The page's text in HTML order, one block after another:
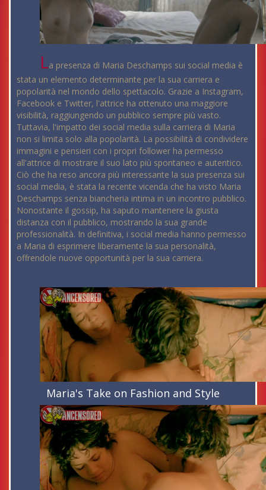
La presenza di Maria Deschamps sui social media è
stata un elemento determinante per la sua carriera e
popolarità nel mondo dello spettacolo. Grazie a Instagram,
Facebook e Twitter, l'attrice ha ottenuto una maggiore
visibilità, raggiungendo un pubblico sempre più vasto.
Tuttavia, l'impatto dei social media sulla carriera di Maria
non si limita solo alla popolarità. La possibilità di condividere
immagini e pensieri con i propri follower ha permesso
all'attrice di mostrare il suo lato più spontaneo e autentico.
Ciò che ha reso ancora più interessante la sua presenza sui
social media, è stata la recente vicenda che ha visto Maria
Deschamps senza biancheria intima in un incontro pubblico.
Nonostante il gossip, ha saputo mantenere la giusta
distanza con il pubblico, mostrando la sua grande
professionalità. In definitiva, i social media hanno permesso
a Maria di esprimere liberamente la sua personalità,
offrendole nuove opportunità per la sua carriera.
Maria's Take on Fashion and Style